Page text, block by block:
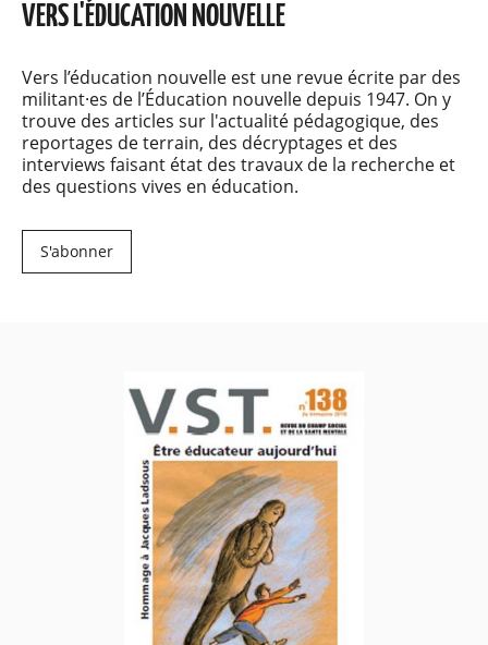
VERS L'ÉDUCATION NOUVELLE
Vers l’éducation nouvelle est une revue écrite par des
militant·es de l’Éducation nouvelle depuis 1947. On y
trouve des articles sur l'actualité pédagogique, des
reportages de terrain, des décryptages et des
interviews faisant état des travaux de la recherche et
des questions vives en éducation.
S'abonner